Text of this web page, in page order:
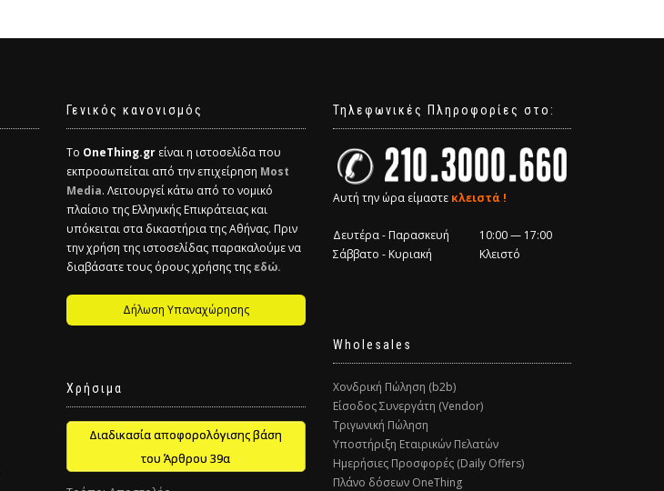
Γενικός κανονισμός
Το OneThing.gr είναι η ιστοσελίδα που
εκπροσωπείται από την επιχείρηση Most
Media. Λειτουργεί κάτω από το νομικό
πλαίσιο της Ελληνικής Επικράτειας και
υπόκειται στα δικαστήρια της Αθήνας. Πριν
την χρήση της ιστοσελίδας παρακαλούμε να
διαβάσατε τους όρους χρήσης τηςεδώ.
Δήλωση Υπαναχώρησης
Χρήσιμα
Διαδικασία αποφορολόγισης βάση
του Άρθρου 39α
Τηλεφωνικές Πληροφορίες στο:
Αυτή την ώρα είμαστε κλειστά !
Δευτέρα - Παρασκευή
10:00 — 17:00
Σάββατο - Κυριακή
Κλειστό
Wholesales
Χονδρική Πώληση (b2b)
Είσοδος Συνεργάτη (Vendor)
Τριγωνική Πώληση
Υποστήριξη Εταιρικών Πελατών
Ημερήσιες Προσφορές (Daily Offers)
Πλάνο δόσεων OneThing